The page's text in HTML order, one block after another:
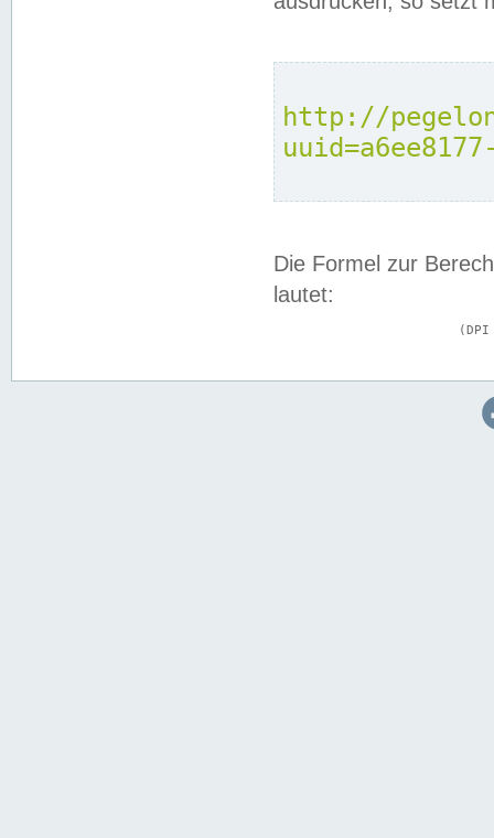
http://
Die Formel zur
lautet: